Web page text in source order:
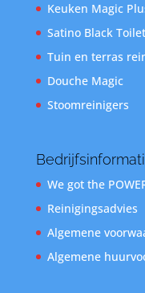
Keuken Magic
Satino Black
Tuin en terras
Douche Magic
Stoomreinigers
We got the
Reinigingsadvies
Algemene
Algemene